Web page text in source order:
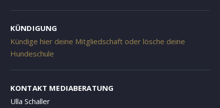
KÜNDIGUNG
Kündige hier deine Mitgliedschaft oder lösche deine
Hundeschule
KONTAKT MEDIABERATUNG
Ulla Schaller